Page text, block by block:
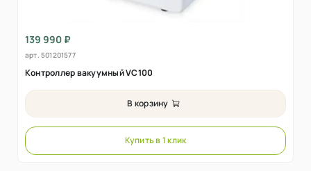
139 990 ₽
арт. 501201577
Контроллер вакуумный VC100
В корзину
Купить в 1 клик